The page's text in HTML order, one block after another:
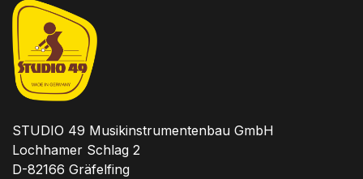
STUDIO 49 Musikinstrumentenbau GmbH
Lochhamer Schlag 2
D-82166 Gräfelfing